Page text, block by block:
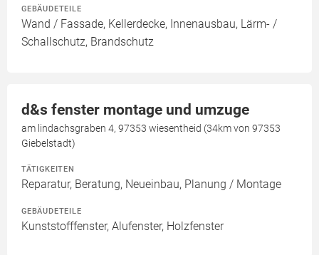
GEBÄUDETEILE
Wand / Fassade, Kellerdecke, Innenausbau, Lärm- /
Schallschutz, Brandschutz
d&s fenster montage und umzuge
am lindachsgraben 4, 97353 wiesentheid (34km von 97353
Giebelstadt)
TÄTIGKEITEN
Reparatur, Beratung, Neueinbau, Planung / Montage
GEBÄUDETEILE
Kunststofffenster, Alufenster, Holzfenster